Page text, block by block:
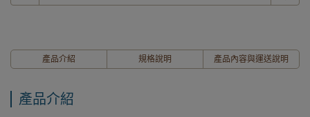
產品介紹 規格說明 產品內容與運送說明
產品介紹